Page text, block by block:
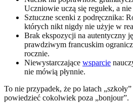
Uczniowie uczą się regułek, a
Sztuczne scenki z podręcznika:
których nikt nigdy nie użyje w
Brak ekspozycji na autentyczny
prawdziwym francuskim
rocznie.
Niewystarczające wsparcie
nie mówią płynnie.
To nie przypadek, że po latach
powiedzieć cokolwiek poza „bonjour”.